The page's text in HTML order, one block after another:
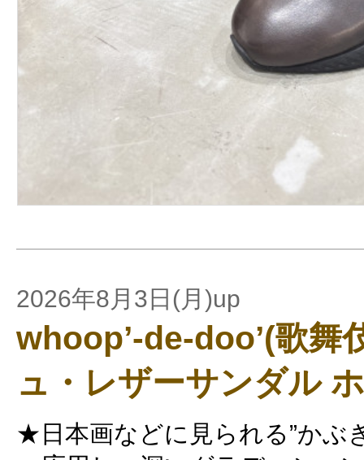
2026年8月3日(月)up
whoop’-de-doo’(歌舞
ュ・レザーサンダル
★日本画などに見られる”かぶ